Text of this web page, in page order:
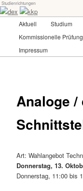
Skip
to
primary
contentdex-kkp
Universität für
Studienrichtungen
Aktuell Studium
Kommissionelle
Impressum
Analoge
Art: Wahlangebot
Donnerstag, 13.
Donnerstag, 11:00 bis